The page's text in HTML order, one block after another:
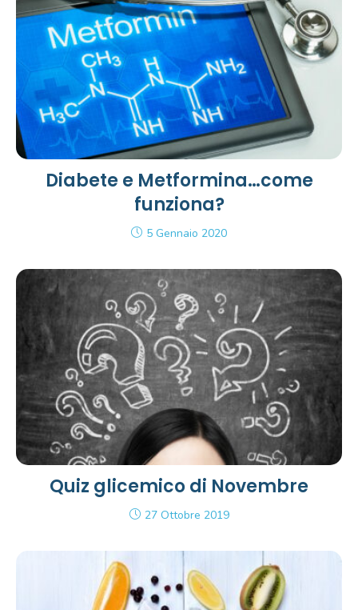
Diabete e Metformina…come
funziona?
5 Gennaio 2020
Quiz glicemico di Novembre
27 Ottobre 2019